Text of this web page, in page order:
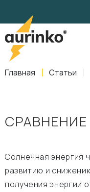
Главная Статьи
Солнечная энергия
развитию и
получения энергии
,Свердловская
info@aurinkos.com
8-800-770-79-40